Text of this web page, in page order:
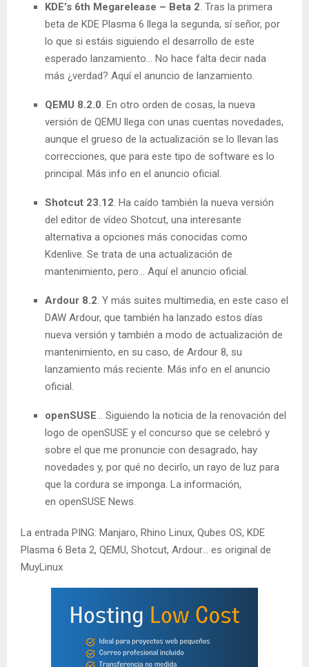
KDE’s 6th Megarelease – Beta 2. Tras la primera
beta de KDE Plasma 6 llega la segunda, sí señor, por
lo que si estáis siguiendo el desarrollo de este
esperado lanzamiento… No hace falta decir nada
más ¿verdad? Aquí el anuncio de lanzamiento.
QEMU 8.2.0. En otro orden de cosas, la nueva
versión de QEMU llega con unas cuentas novedades,
aunque el grueso de la actualización se lo llevan las
correcciones, que para este tipo de software es lo
principal. Más info en el anuncio oficial.
Shotcut 23.12. Ha caído también la nueva versión
del editor de vídeo Shotcut, una interesante
alternativa a opciones más conocidas como
Kdenlive. Se trata de una actualización de
mantenimiento, pero… Aquí el anuncio oficial.
Ardour 8.2. Y más suites multimedia, en este caso el
DAW Ardour, que también ha lanzado estos días
nueva versión y también a modo de actualización de
mantenimiento, en su caso, de Ardour 8, su
lanzamiento más reciente. Más info en el anuncio
oficial.
openSUSE… Siguiendo la noticia de la renovación del
logo de openSUSE y el concurso que se celebró y
sobre el que me pronuncie con desagrado, hay
novedades y, por qué no decirlo, un rayo de luz para
que la cordura se imponga. La información,
en openSUSE News.
La entrada PING: Manjaro, Rhino Linux, Qubes OS, KDE
Plasma 6 Beta 2, QEMU, Shotcut, Ardour… es original de
MuyLinux